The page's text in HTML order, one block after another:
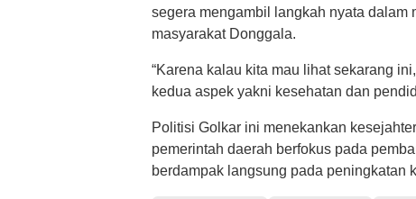
segera mengambil langkah nyata dalam
masyarakat Donggala.
“Karena kalau kita mau lihat sekarang
kedua aspek yakni kesehatan dan
Politisi Golkar ini menekankan
pemerintah daerah berfokus pada
berdampak langsung pada peningkatan